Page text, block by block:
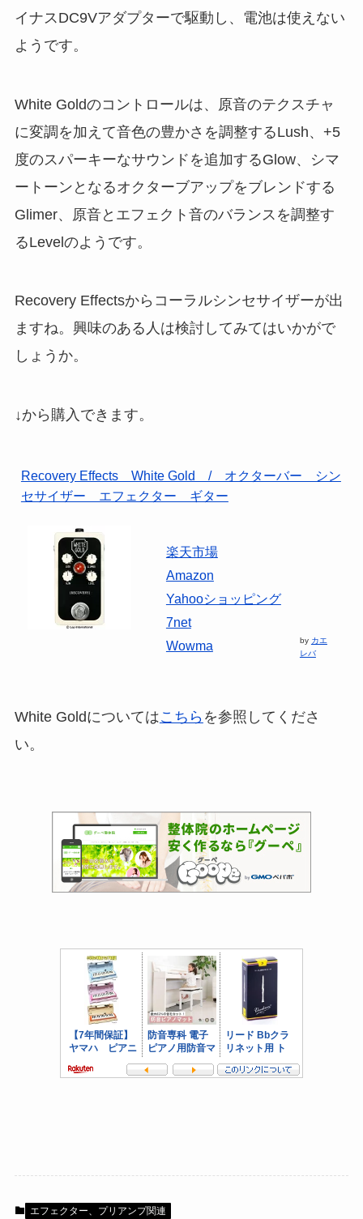
イナスDC9Vアダプターで駆動し、電池は使えない
ようです。
White Goldのコントロールは、原音のテクスチャ
に変調を加えて音色の豊かさを調整するLush、+5
度のスパーキーなサウンドを追加するGlow、シマ
ートーンとなるオクターブアップをブレンドする
Glimer、原音とエフェクト音のバランスを調整す
るLevelのようです。
Recovery Effectsからコーラルシンセサイザーが出
ますね。興味のある人は検討してみてはいかがで
しょうか。
↓から購入できます。
Recovery Effects White Gold / オクターバー シン
セサイザー エフェクター ギター
楽天市場
Amazon
Yahooショッピング
7net
Wowma
by カエ
レバ
White Goldについてはこちら を参照してくださ
い。
エフェクター、プリアンプ関連